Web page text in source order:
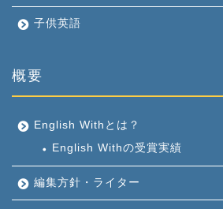
子供英語
概要
English Withとは？
English Withの受賞実績
編集方針・ライター